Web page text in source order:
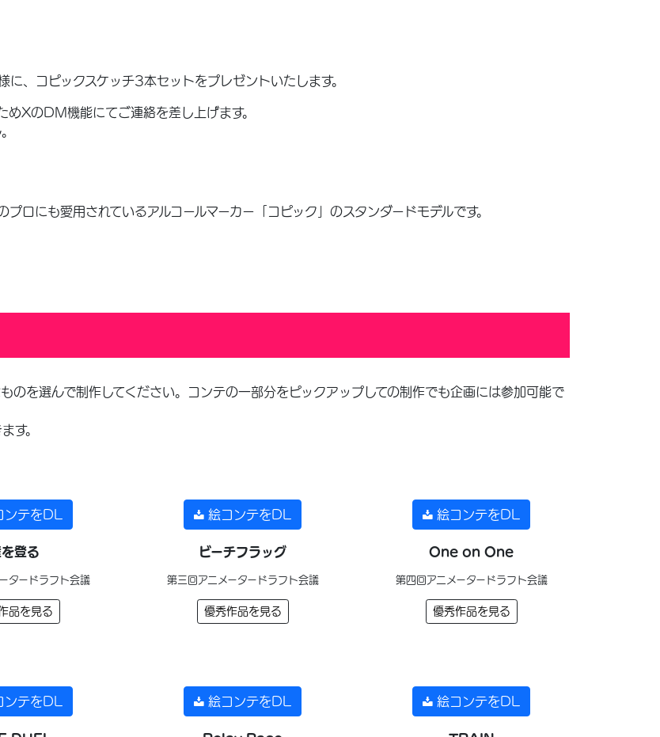
、コピックスケッチ3本セットをプレゼントいたします。
XのDM機能にてご連絡を差し上げます。
ロにも愛用されているアルコールマーカー「コピック」のスタンダードモデルです。
のを選んで制作してください。コンテの一部分をピックアップしての制作でも企画には参加可能で
す。
ンテをDL
登る
タードラフト会議
品を見る
絵コンテをDL
ビーチフラッグ
第三回アニメータードラフト会議
優秀作品を見る
絵コンテをDL
One on One
第四回アニメータードラフト会議
優秀作品を見る
ンテをDL 絵コンテをDL 絵コンテをDL